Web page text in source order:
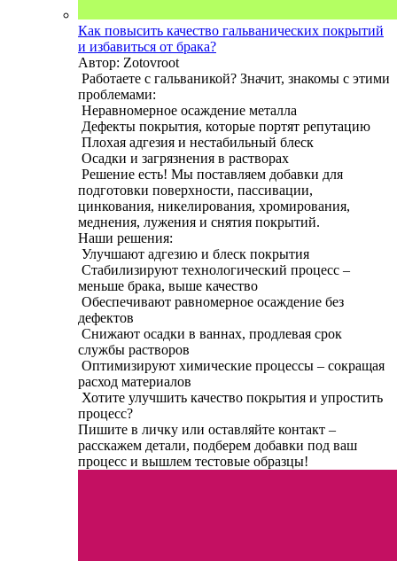
Как повысить качество гальванических покрытий
и избавиться от брака?
Автор: Zotovroot
Работаете с гальваникой? Значит, знакомы с этими
проблемами:
Неравномерное осаждение металла
Дефекты покрытия, которые портят репутацию
Плохая адгезия и нестабильный блеск
Осадки и загрязнения в растворах
Решение есть! Мы поставляем добавки для
подготовки поверхности, пассивации,
цинкования, никелирования, хромирования,
меднения, лужения и снятия покрытий.
Наши решения:
Улучшают адгезию и блеск покрытия
Стабилизируют технологический процесс –
меньше брака, выше качество
Обеспечивают равномерное осаждение без
дефектов
Снижают осадки в ваннах, продлевая срок
службы растворов
Оптимизируют химические процессы – сокращая
расход материалов
Хотите улучшить качество покрытия и упростить
процесс?
Пишите в личку или оставляйте контакт –
расскажем детали, подберем добавки под ваш
процесс и вышлем тестовые образцы!